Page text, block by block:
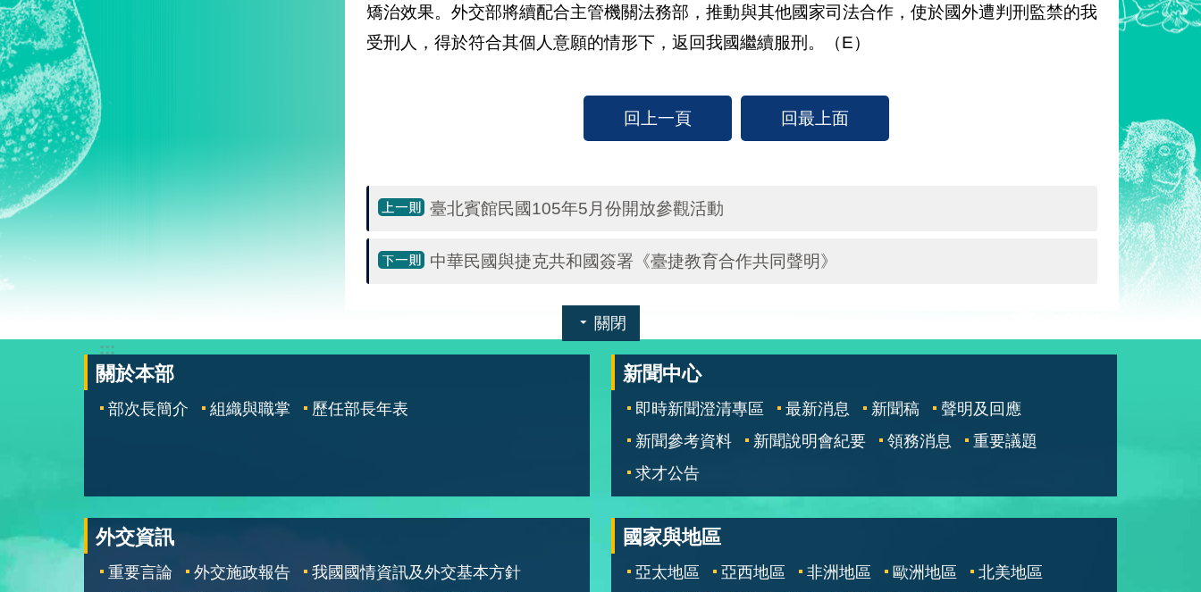
矯治效果。外交部將續配合主管機關法務部，推動與其他國家司法合作，使於國外遭判刑監禁的我
受刑人，得於符合其個人意願的情形下，返回我國繼續服刑。（E）
回上一頁 回最上面
臺北賓館民國105年5月份開放參觀活動
中華民國與捷克共和國簽署《臺捷教育合作共同聲明》
關閉
:::
關於本部
部次長簡介 組織與職掌 歷任部長年表
新聞中心
即時新聞澄清專區 最新消息 新聞稿
聲明及回應
新聞參考資料
新聞說明會紀要 領務消息
重要議題
求才公告
外交資訊
重要言論 外交施政報告
我國國情資訊及外交基本方針
國家與地區
亞太地區 亞西地區 非洲地區 歐洲地區
北美地區